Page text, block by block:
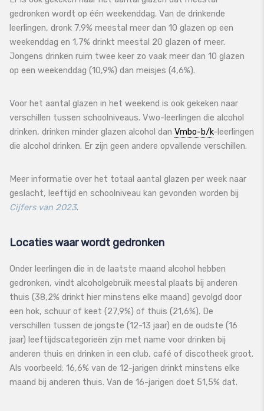
gedronken wordt op één weekenddag. Van de drinkende
leerlingen, dronk 7,9% meestal meer dan 10 glazen op een
weekenddag en 1,7% drinkt meestal 20 glazen of meer.
Jongens drinken ruim twee keer zo vaak meer dan 10 glazen
op een weekenddag (10,9%) dan meisjes (4,6%).
Voor het aantal glazen in het weekend is ook gekeken naar
verschillen tussen schoolniveaus. Vwo-leerlingen die alcohol
drinken, drinken minder glazen alcohol dan Vmbo-b/k-leerlingen
die alcohol drinken. Er zijn geen andere opvallende verschillen.
Meer informatie over het totaal aantal glazen per week naar
geslacht, leeftijd en schoolniveau kan gevonden worden bij
Cijfers van 2023.
Locaties waar wordt gedronken
Onder leerlingen die in de laatste maand alcohol hebben
gedronken, vindt alcoholgebruik meestal plaats bij anderen
thuis (38,2% drinkt hier minstens elke maand) gevolgd door
een hok, schuur of keet (27,9%) of thuis (21,6%). De
verschillen tussen de jongste (12-13 jaar) en de oudste (16
jaar) leeftijdscategorieën zijn met name voor drinken bij
anderen thuis en drinken in een club, café of discotheek groot.
Als voorbeeld: 16,6% van de 12-jarigen drinkt minstens elke
maand bij anderen thuis. Van de 16-jarigen doet 51,5% dat.